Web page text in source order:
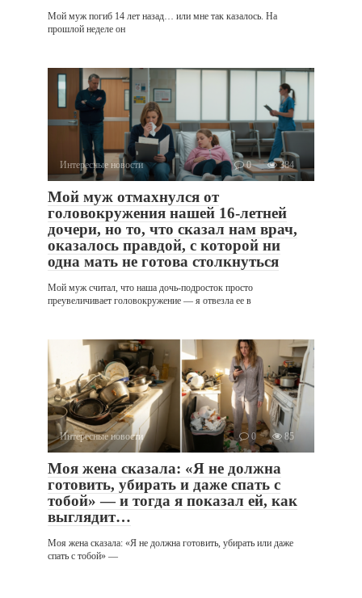
Мой муж погиб 14 лет назад… или мне так казалось. На
прошлой неделе он
Интересные новости 0 384
Мой муж отмахнулся от
головокружения нашей 16-летней
дочери, но то, что сказал нам врач,
оказалось правдой, с которой ни
одна мать не готова столкнуться
Мой муж считал, что наша дочь-подросток просто
преувеличивает головокружение — я отвезла ее в
Интересные новости 0 85
Моя жена сказала: «Я не должна
готовить, убирать и даже спать с
тобой» — и тогда я показал ей, как
выглядит…
Моя жена сказала: «Я не должна готовить, убирать или даже
спать с тобой» —